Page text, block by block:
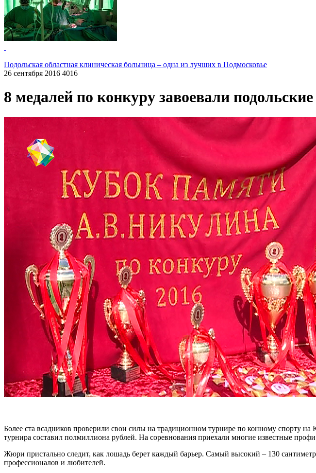
Подольская областная клиническая больница – одна из лучших в Подмосковье
26 сентября 2016 4016
8 медалей по конкуру завоевали
Более ста всадников проверили свои силы на традиционном турнире по конному спорту
турнира составил полмиллиона рублей. На соревнования приехали многие известные
Жюри пристально следит, как лошадь берет каждый барьер. Самый высокий – 130
профессионалов и любителей.